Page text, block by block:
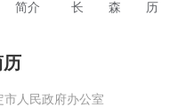
简介
长
森
历
历
市人民政府办公室